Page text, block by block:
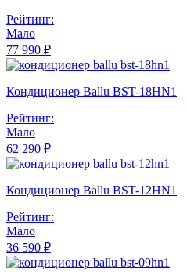
Рейтинг:
Мало
77 990 ₽
Кондиционер Ballu BST-18HN1
Рейтинг:
Мало
62 290 ₽
Кондиционер Ballu BST-12HN1
Рейтинг:
Мало
36 590 ₽